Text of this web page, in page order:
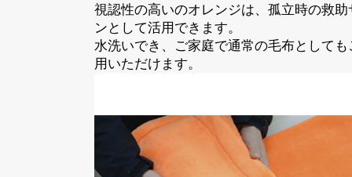
視認性の高いのオレンジは、孤立時の救助
ンとして活用できます。
水洗いでき、ご家庭で通常の毛布としても
用いただけます。